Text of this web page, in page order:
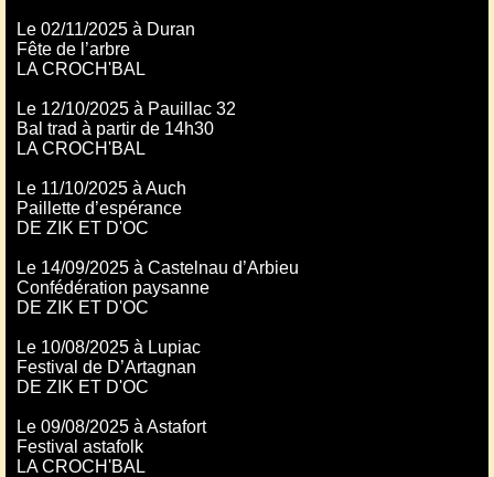
Le 02/11/2025 à Duran
Fête de l’arbre
LA CROCH'BAL
Le 12/10/2025 à Pauillac 32
Bal trad à partir de 14h30
LA CROCH'BAL
Le 11/10/2025 à Auch
Paillette d’espérance
DE ZIK ET D'OC
Le 14/09/2025 à Castelnau d’Arbieu
Confédération paysanne
DE ZIK ET D'OC
Le 10/08/2025 à Lupiac
Festival de D’Artagnan
DE ZIK ET D'OC
Le 09/08/2025 à Astafort
Festival astafolk
LA CROCH'BAL